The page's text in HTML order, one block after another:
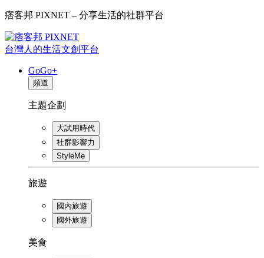
痞客邦 PIXNET – 分享生活的社群平台
台灣人的生活文創平台
GoGo+
頻道
主題企劃
大試用時代
社群影響力
StyleMe
旅遊
國內旅遊
國外旅遊
美食